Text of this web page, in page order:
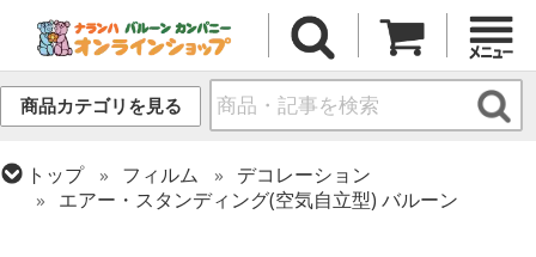
商品カテゴリを見る
トップ フィルム
デコレーション
エアー・スタンディング(空気自立型) バルーン